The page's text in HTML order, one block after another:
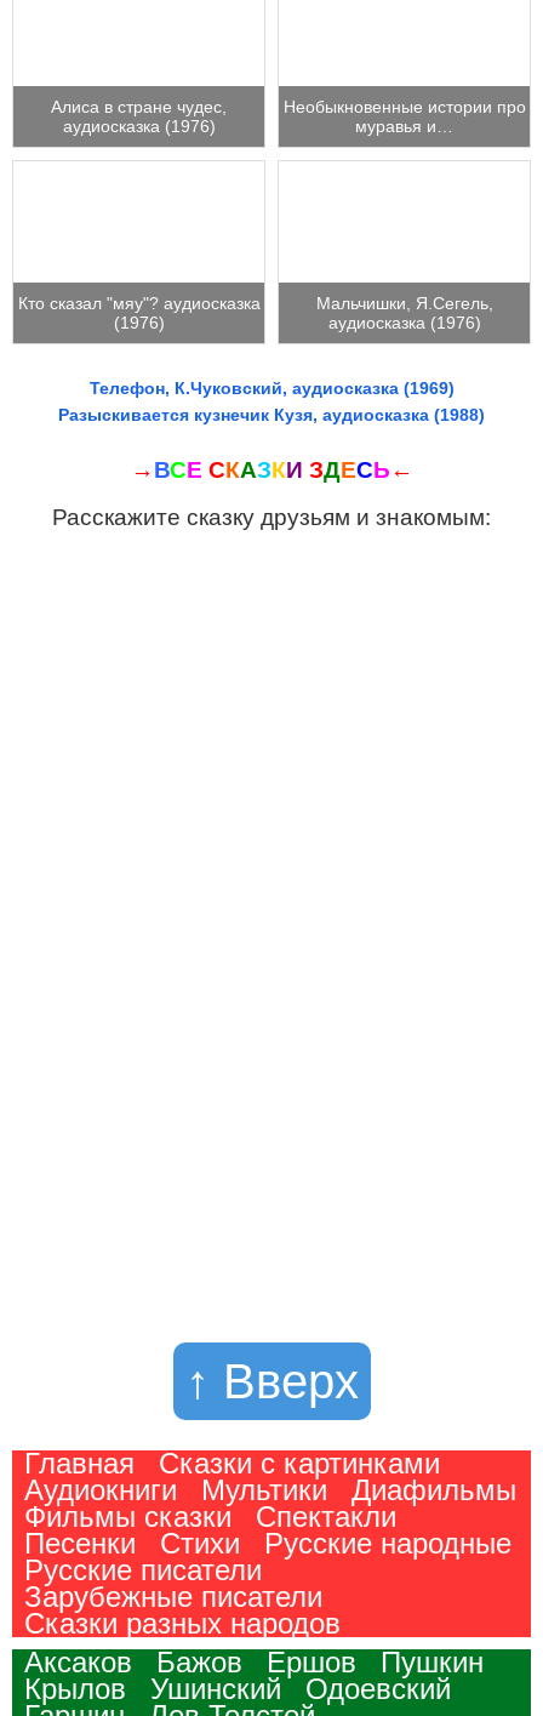
Алиса в стране чудес,
аудиосказка (1976)
Необыкновенные истории про
муравья и…
Кто сказал "мяу"? аудиосказка
(1976)
Мальчишки, Я.Сегель,
аудиосказка (1976)
Телефон, К.Чуковский, аудиосказка (1969)
Разыскивается кузнечик Кузя, аудиосказка (1988)
→ ВСЕ СКАЗКИ ЗДЕСЬ ←
Расскажите сказку друзьям и знакомым:
↑ Вверх
Главная
Сказки с картинками
Аудиокниги
Мультики
Диафильмы
Фильмы сказки
Спектакли
Песенки
Стихи
Русские народные
Русские писатели
Зарубежные писатели
Сказки разных народов
Аксаков
Бажов Ершов
Пушкин
Крылов
Ушинский
Одоевский